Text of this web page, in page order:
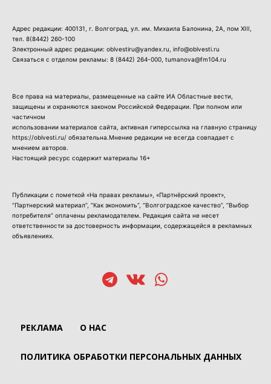
Адрес редакции: 400131, г. Волгоград, ул. им. Михаила Балонина, 2А, пом XIII,
тел. 8(8442) 260-100
Электронный адрес редакции: oblvestiru@yandex.ru, info@oblvesti.ru
Связаться с отделом рекламы: 8 (8442) 264-000 , tumanova@fm104.ru
Все права на материалы, размещенные на сайте ИА Областные вести,
защищены и охраняются законом Российской Федерации. При полном или
частичном
использовании материалов сайта, активная гиперссылка на главную страницу
https://oblvesti.ru/ обязательна.Мнение редакции не всегда совпадает с
мнением авторов.
Настоящий ресурс содержит материалы 16+
Публикации с пометкой «На правах рекламы», «Партнёрский проект»,
“Партнерский материал”, “Как экономить”, “Волгоградское качество”, “Выбор
потребителя” оплачены рекламодателем. Редакция сайта не несет
ответственности за достоверность информации, содержащейся в рекламных
объявлениях.
РЕКЛАМА О НАС
ПОЛИТИКА ОБРАБОТКИ ПЕРСОНАЛЬНЫХ ДАННЫХ